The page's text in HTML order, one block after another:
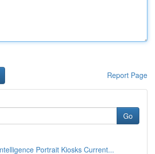
Report Page
Go
Portrait Kiosks Current...